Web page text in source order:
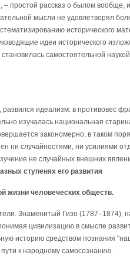
– простой рассказ о былом вообще,
мысли не удовлетворял
исторического
идеи исторического
самостоятельной
идеализм: в противовес
изучалась национальная
закономерно, в таком
ни случайностями, ни усилиями
не случайных внешних
ступенях его развития
жизни человеческих обществ.
Знаменитый Гизо (1787–1874),
цивилизацию в смысле
историю средством познания
к народному самосознанию.